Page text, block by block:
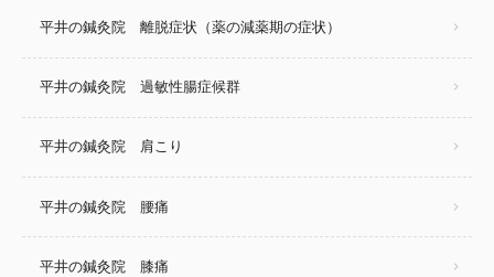
平井の鍼灸院 離脱症状（薬の減薬期の症状）
平井の鍼灸院 過敏性腸症候群
平井の鍼灸院 肩こり
平井の鍼灸院 腰痛
平井の鍼灸院 膝痛